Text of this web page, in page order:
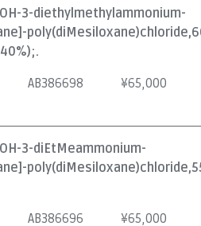
3-diethylmethylammonium-
AB386698 ¥65,000
3-diEtMeammonium-
AB386696 ¥65,000